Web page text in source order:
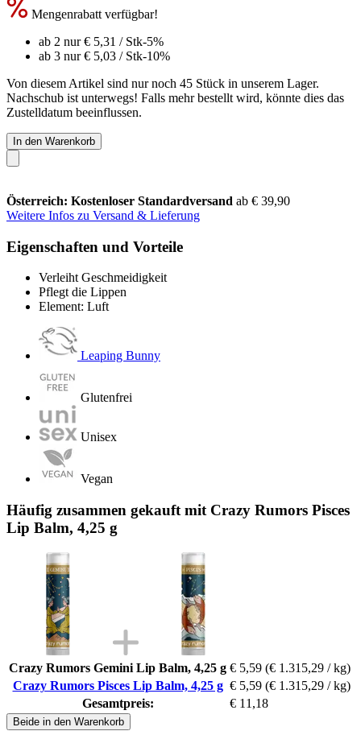
Mengenrabatt verfügbar!
ab 2 nur€ 5,31 / Stk-5%
ab 3 nur€ 5,03 / Stk-10%
Von diesem Artikel sind nur noch 45 Stück in unserem Lager.
Nachschub ist unterwegs! Falls mehr bestellt wird, könnte dies das
Zustelldatum beeinflussen.
In den Warenkorb
Österreich: Kostenloser Standardversand ab € 39,90
Weitere Infos zu Versand & Lieferung
Eigenschaften und Vorteile
Verleiht Geschmeidigkeit
Pflegt die Lippen
Element: Luft
Leaping Bunny
Glutenfrei
Unisex
Vegan
Häufig zusammen gekauft mit Crazy Rumors Pisces
Lip Balm, 4,25 g
Crazy Rumors Gemini Lip Balm, 4,25 g € 5,59 (€ 1.315,29 / kg)
Crazy Rumors Pisces Lip Balm, 4,25 g € 5,59 (€ 1.315,29 / kg)
Gesamtpreis:
€ 11,18
Beide in den Warenkorb